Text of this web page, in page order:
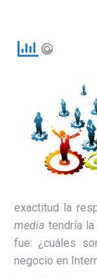
exactitud la
media tendría la
fue: ¿cuáles
negocio en